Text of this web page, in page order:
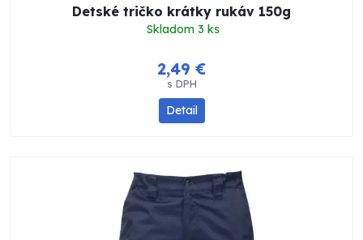
Detské tričko krátky rukáv 150g
Skladom 3 ks
2,49 €
s DPH
Detail